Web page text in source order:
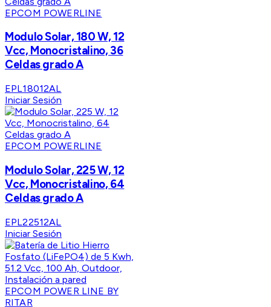
EPCOM POWERLINE
Modulo Solar, 180 W, 12
Vcc, Monocristalino, 36
Celdas grado A
EPL18012AL
Iniciar Sesión
EPCOM POWERLINE
Modulo Solar, 225 W, 12
Vcc, Monocristalino, 64
Celdas grado A
EPL22512AL
Iniciar Sesión
EPCOM POWER LINE BY
RITAR